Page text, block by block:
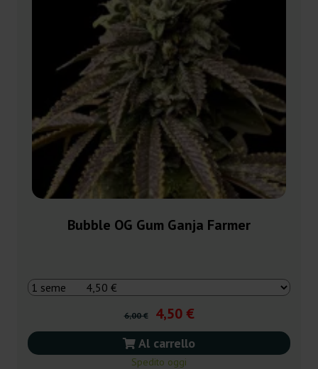
Bubble OG Gum Ganja Farmer
6,00 € 4,50 €
Al carrello
Spedito oggi